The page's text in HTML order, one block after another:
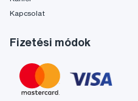
Kapcsolat
Fizetési módok